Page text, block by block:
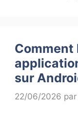
Comment
sur
22/06/2026 par